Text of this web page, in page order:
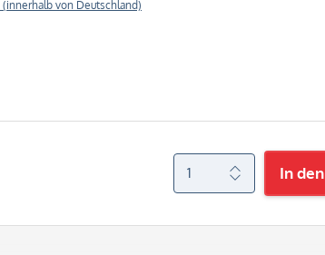
(innerhalb von Deutschland)
In den